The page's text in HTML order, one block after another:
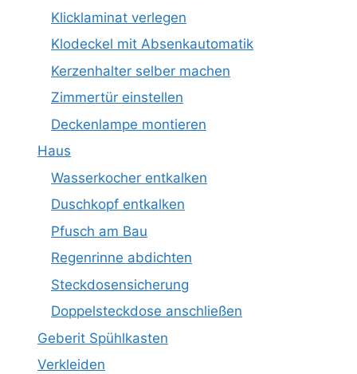
Klicklaminat verlegen
Klodeckel mit Absenkautomatik
Kerzenhalter selber machen
Zimmertür einstellen
Deckenlampe montieren
Haus
Wasserkocher entkalken
Duschkopf entkalken
Pfusch am Bau
Regenrinne abdichten
Steckdosensicherung
Doppelsteckdose anschließen
Geberit Spühlkasten
Verkleiden